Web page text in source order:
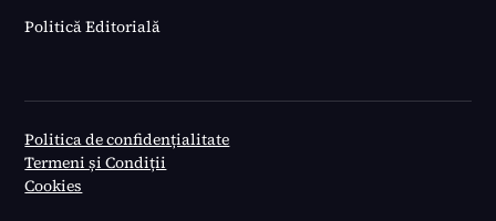
Politică Editorială
Politica de confidențialitate
Termeni și Condiții
Cookies